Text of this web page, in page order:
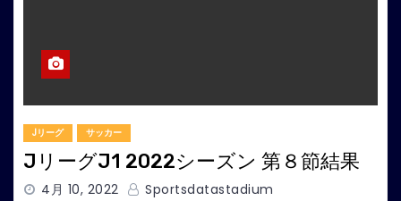
Jリーグ サッカー
JリーグJ1 2022シーズン 第８節結果
4月 10, 2022 Sportsdatastadium